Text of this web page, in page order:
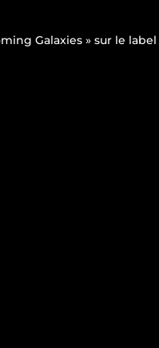
Galaxies » sur le label